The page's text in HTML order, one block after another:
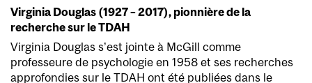
Virginia Douglas (1927 – 2017), pionnière de la
recherche sur le TDAH
Virginia Douglas s’est jointe à McGill comme
professeure de psychologie en 1958 et ses recherches
approfondies sur le TDAH ont été publiées dans le